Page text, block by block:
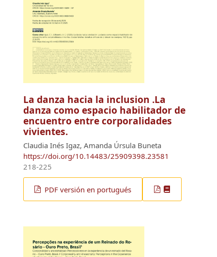
La danza hacia la inclusion .La
danza como espacio habilitador de
encuentro entre corporalidades
vivientes.
Claudia Inés Igaz, Amanda Úrsula Buneta
https://doi.org/10.14483/25909398.23581
PDF versión en portugués